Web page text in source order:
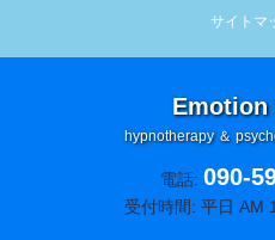
サイトマ
Emotion
hypnotherapy ＆
電話:090-
受付時間: 平日 AM